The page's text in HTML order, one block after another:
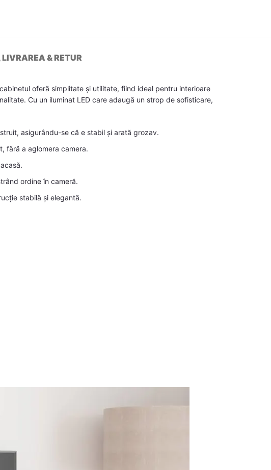
& RETUR
oferă simplitate și utilitate, fiind ideal pentru interioare
Cu un iluminat LED care adaugă un strop de sofisticare,
asigurându-se că e stabil și arată grozav.
fără a aglomera camera.
ordine în cameră.
stabilă și elegantă.